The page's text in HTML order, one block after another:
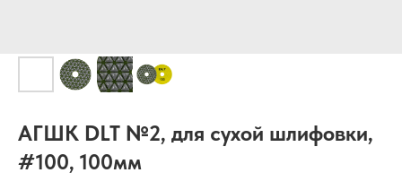
АГШК DLT №2, для сухой шлифовки,
#100, 100мм